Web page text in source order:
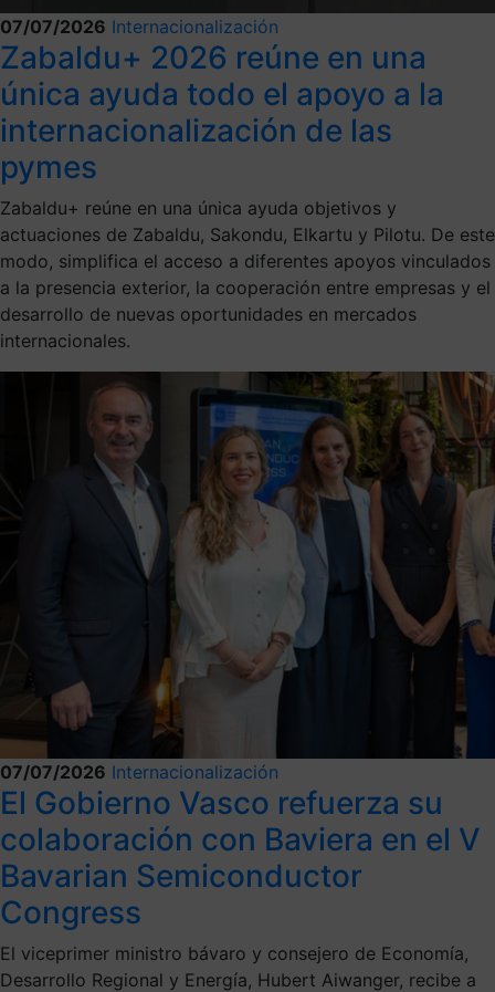
07/07/2026 Internacionalización
Zabaldu+ 2026 reúne en una
única ayuda todo el apoyo a la
internacionalización de las
pymes
Zabaldu+ reúne en una única ayuda objetivos y
actuaciones de Zabaldu, Sakondu, Elkartu y Pilotu. De este
modo, simplifica el acceso a diferentes apoyos vinculados
a la presencia exterior, la cooperación entre empresas y el
desarrollo de nuevas oportunidades en mercados
internacionales.
07/07/2026 Internacionalización
El Gobierno Vasco refuerza su
colaboración con Baviera en el V
Bavarian Semiconductor
Congress
El viceprimer ministro bávaro y consejero de Economía,
Desarrollo Regional y Energía, Hubert Aiwanger, recibe a